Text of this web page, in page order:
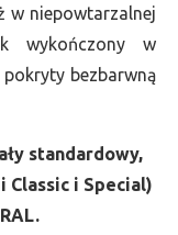
w niepowtarzalnej
wykończony w
bezbarwną
standardowy,
i Special)